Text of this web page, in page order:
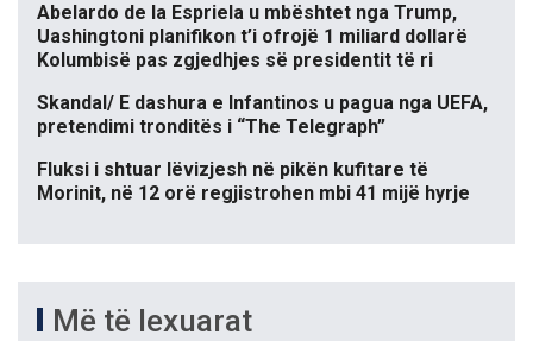
Abelardo de la Espriela u mbështet nga Trump,
Uashingtoni planifikon t’i ofrojë 1 miliard dollarë
Kolumbisë pas zgjedhjes së presidentit të ri
Skandal/ E dashura e Infantinos u pagua nga UEFA,
pretendimi tronditës i “The Telegraph”
Fluksi i shtuar lëvizjesh në pikën kufitare të
Morinit, në 12 orë regjistrohen mbi 41 mijë hyrje
Më të lexuarat